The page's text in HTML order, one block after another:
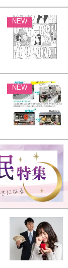
NEW
NEW